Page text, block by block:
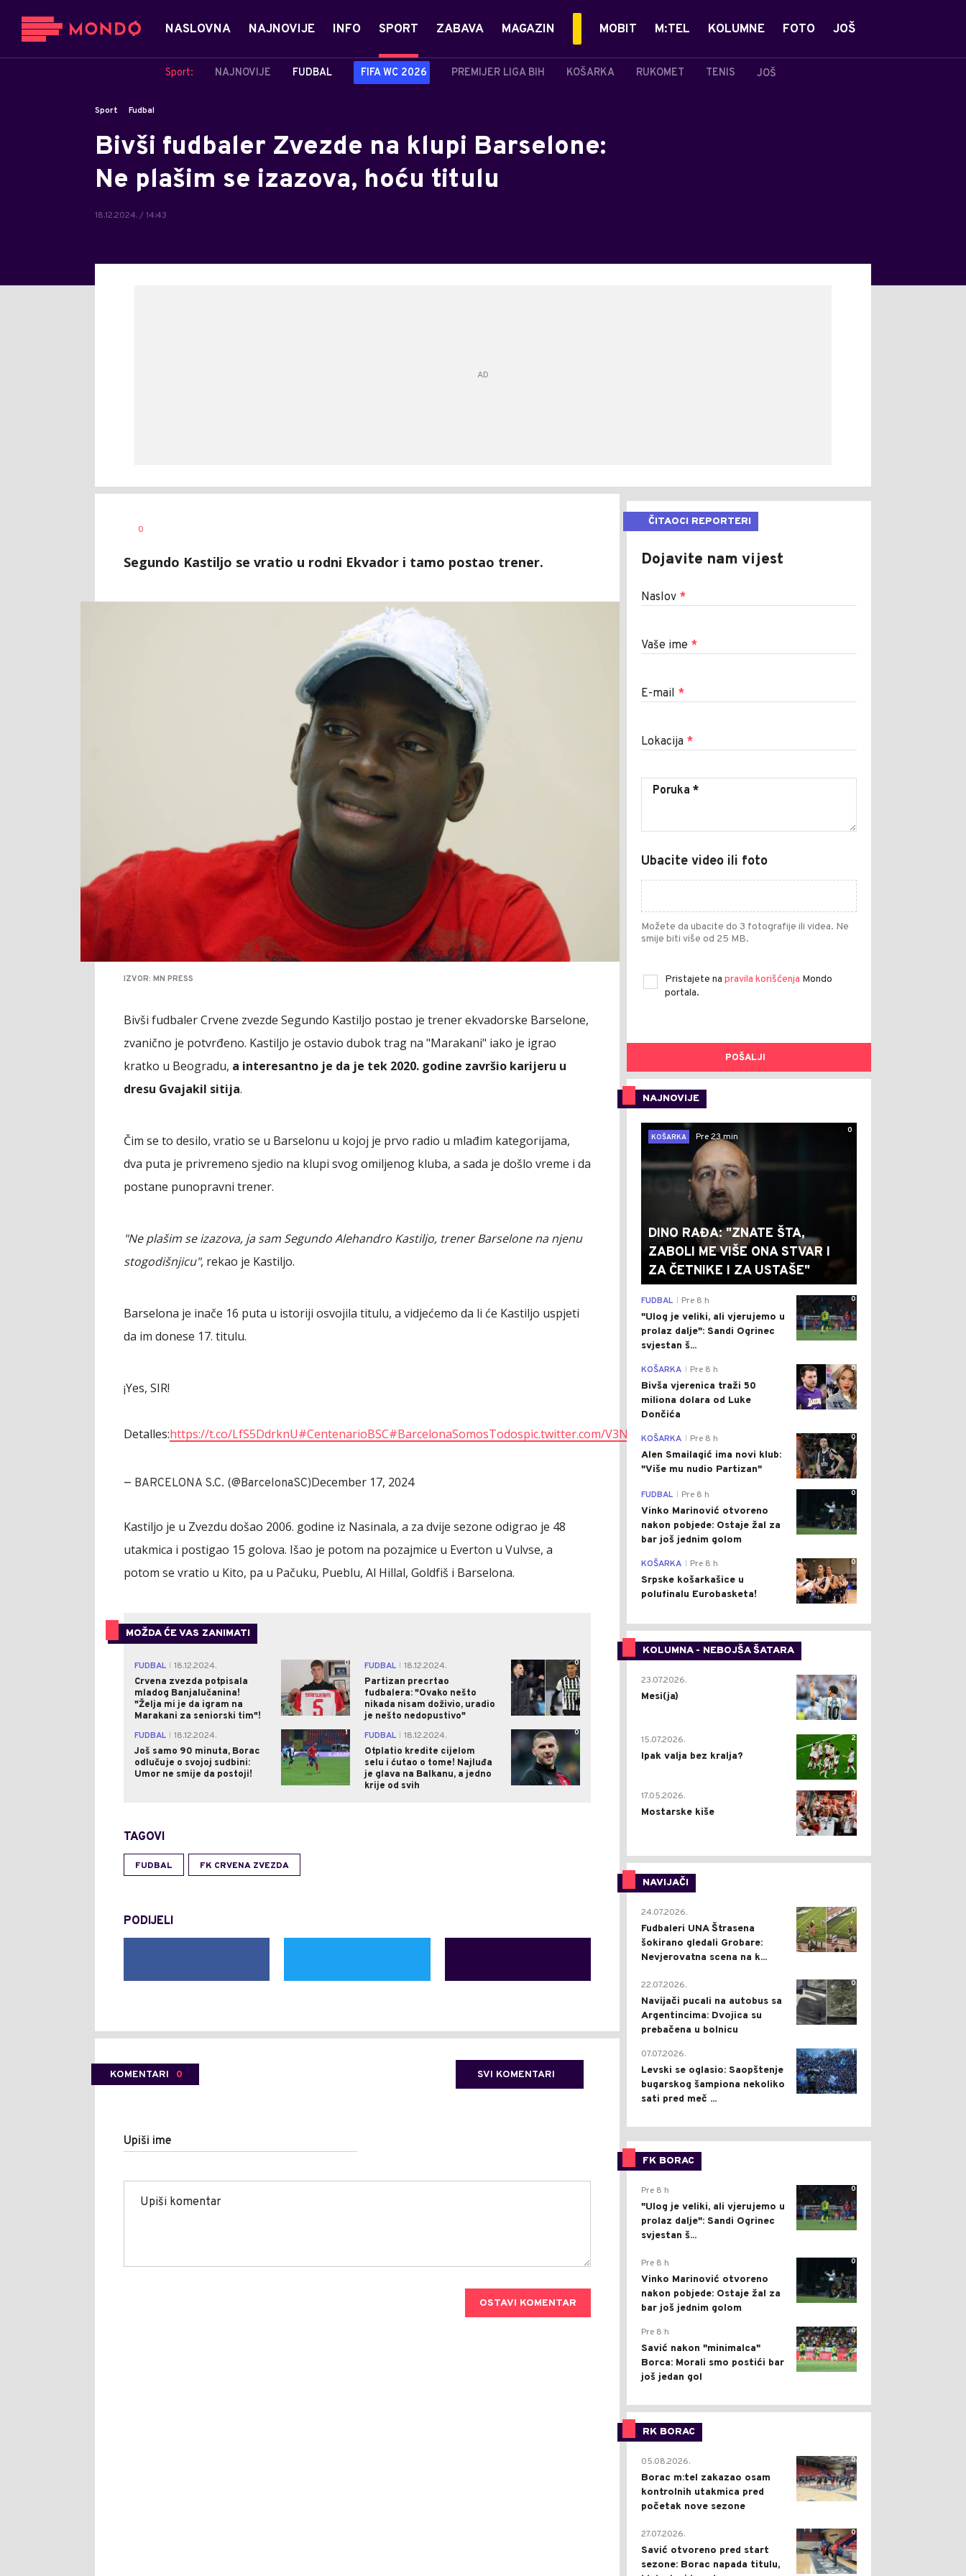
NASLOVNA NAJNOVIJE INFO SPORT
Sport: NAJNOVIJE FUDBAL FIFA WC 2026 PREMIJER LIGA BIH KOŠARKA RUKOMET TENIS JOŠ
ZABAVA MAGAZIN MOBIT M:TEL KOLUMNE FOTO JOŠ
Sport Fudbal
Bivši fudbaler Zvezde na klupi Barselone:
Ne plašim se izazova, hoću titulu
18.12.2024. / 14:43
0
Segundo Kastiljo se vratio u rodni Ekvador i tamo postao trener.
IZVOR: MN PRESS
Bivši fudbaler Crvene zvezde Segundo Kastiljo postao je trener ekvadorske Barselone,
zvanično je potvrđeno. Kastiljo je ostavio dubok trag na "Marakani" iako je igrao
kratko u Beogradu, a interesantno je da je tek 2020. godine završio karijeru u
dresu Gvajakil sitija.
Čim se to desilo, vratio se u Barselonu u kojoj je prvo radio u mlađim kategorijama,
dva puta je privremeno sjedio na klupi svog omiljenog kluba, a sada je došlo vreme i da
postane punopravni trener.
"Ne plašim se izazova, ja sam Segundo Alehandro Kastiljo, trener Barselone na njenu
stogodišnjicu", rekao je Kastiljo.
Barselona je inače 16 puta u istoriji osvojila titulu, a vidjećemo da li će Kastiljo uspjeti
da im donese 17. titulu.
¡Yes, SIR!
Detalles:https://t.co/LfS5DdrknU#CentenarioBSC#BarcelonaSomosTodospic.twitter.com/V3NRXYNrY4
— BARCELONA S.C. (@BarcelonaSC)December 17, 2024
Kastiljo je u Zvezdu došao 2006. godine iz Nasinala, a za dvije sezone odigrao je 48
utakmica i postigao 15 golova. Išao je potom na pozajmice u Everton u Vulvse, a
potom se vratio u Kito, pa u Pačuku, Pueblu, Al Hillal, Goldfiš i Barselona.
MOŽDA ĆE VAS ZANIMATI
FUDBAL
18.12.2024.
Crvena zvezda potpisala
mladog Banjalučanina!
"Želja mi je da igram na
Marakani za seniorski tim"!
0 FUDBAL
18.12.2024.
Partizan precrtao
fudbalera: "Ovako nešto
nikada nisam doživio, uradio
je nešto nedopustivo"
0
FUDBAL
18.12.2024.
Još samo 90 minuta, Borac
odlučuje o svojoj sudbini:
Umor ne smije da postoji!
1 FUDBAL
18.12.2024.
Otplatio kredite cijelom
selu i ćutao o tome! Najluđa
je glava na Balkanu, a jedno
krije od svih
0
TAGOVI
FUDBAL FK CRVENA ZVEZDA
PODIJELI
KOMENTARI 0 SVI KOMENTARI
Upiši ime
OSTAVI KOMENTAR
ČITAOCI REPORTERI
Dojavite nam vijest
Naslov *
Vaše ime *
E-mail *
Lokacija *
Ubacite video ili foto
Možete da ubacite do 3 fotografije ili videa. Ne
smije biti više od 25 MB.
Pristajete na pravila korišćenja Mondo
portala.
POŠALJI
NAJNOVIJE
0
KOŠARKA
Pre 23 min
DINO RAĐA: "ZNATE ŠTA,
ZABOLI ME VIŠE ONA STVAR I
ZA ČETNIKE I ZA USTAŠE"
0
FUDBAL Pre 8 h
"Ulog je veliki, ali vjerujemo u
prolaz dalje": Sandi Ogrinec
svjestan š...
0
KOŠARKA Pre 8 h
Bivša vjerenica traži 50
miliona dolara od Luke
Dončića
0
KOŠARKA Pre 8 h
Alen Smailagić ima novi klub:
"Više mu nudio Partizan"
0
FUDBAL Pre 8 h
Vinko Marinović otvoreno
nakon pobjede: Ostaje žal za
bar još jednim golom
0
KOŠARKA Pre 8 h
Srpske košarkašice u
polufinalu Eurobasketa!
KOLUMNA - NEBOJŠA ŠATARA
0
23.07.2026.
Mesi(ja)
2
15.07.2026.
Ipak valja bez kralja?
0
17.05.2026.
Mostarske kiše
NAVIJAČI
0
24.07.2026.
Fudbaleri UNA Štrasena
šokirano gledali Grobare:
Nevjerovatna scena na k...
0
22.07.2026.
Navijači pucali na autobus sa
Argentincima: Dvojica su
prebačena u bolnicu
1
07.07.2026.
Levski se oglasio: Saopštenje
bugarskog šampiona nekoliko
sati pred meč ...
FK BORAC
0
Pre 8 h
"Ulog je veliki, ali vjerujemo u
prolaz dalje": Sandi Ogrinec
svjestan š...
0
Pre 8 h
Vinko Marinović otvoreno
nakon pobjede: Ostaje žal za
bar još jednim golom
0
Pre 8 h
Savić nakon "minimalca"
Borca: Morali smo postići bar
još jedan gol
RK BORAC
0
05.08.2026.
Borac m:tel zakazao osam
kontrolnih utakmica pred
početak nove sezone
0
27.07.2026.
Savić otvoreno pred start
sezone: Borac napada titulu,